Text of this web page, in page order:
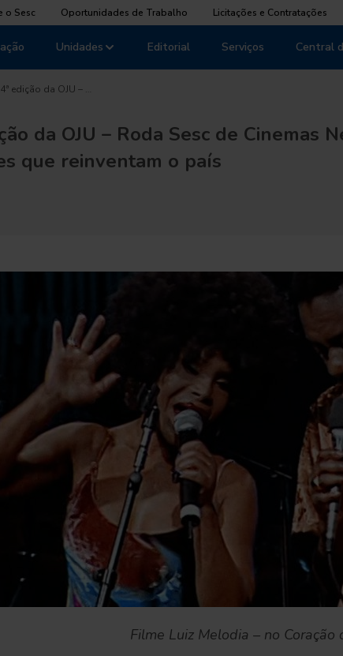
o Sesc Oportunidades de Trabalho Licitações e Contratações
Unidades Editorial Serviços Central
4ª edição da OJU – …
da OJU – Roda Sesc de Cinemas
que reinventam o país
Filme Luiz Melodia – no Coração